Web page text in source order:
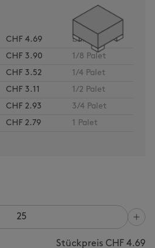
CHF 4.69
Bund
CHF 3.90
1/8 Palet
CHF 3.52
1/4 Palet
CHF 3.11
1/2 Palet
CHF 2.93
3/4 Palet
CHF 2.79 1 Palet
Stückpreis CHF 4.69